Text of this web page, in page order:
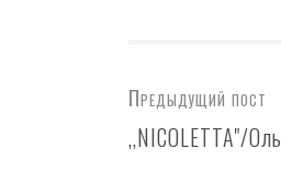
Предыдущий пост
,,NICOLETTA"/